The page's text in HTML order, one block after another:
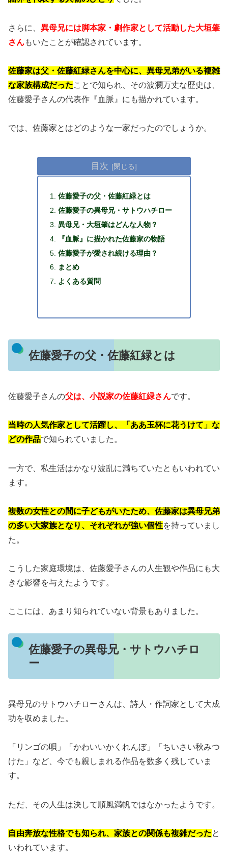
さらに、 異母兄には脚本家・劇作家として活動した大垣肇
さんもいたことが確認されています。
佐藤家は父・佐藤紅緑さんを中心に、異母兄弟がいる複雑
な家族構成だったことで知られ、その波瀾万丈な歴史は、
佐藤愛子さんの代表作『血脈』にも描かれています。
では、佐藤家とはどのような一家だったのでしょうか。
目次
佐藤愛子の父・佐藤紅緑とは
佐藤愛子の異母兄・サトウハチロー
異母兄・大垣肇はどんな人物？
『血脈』に描かれた佐藤家の物語
佐藤愛子が愛され続ける理由？
まとめ
よくある質問
佐藤愛子の父・佐藤紅緑とは
佐藤愛子さんの父は、小説家の佐藤紅緑さんです。
当時の人気作家として活躍し、「ああ玉杯に花うけて」な
どの作品で知られていました。
一方で、私生活はかなり波乱に満ちていたともいわれてい
ます。
複数の女性との間に子どもがいたため、佐藤家は異母兄弟
の多い大家族となり、それぞれが強い個性を持っていまし
た。
こうした家庭環境は、佐藤愛子さんの人生観や作品にも大
きな影響を与えたようです。
ここには、あまり知られていない背景もありました。
佐藤愛子の異母兄・サトウハチロ
ー
異母兄のサトウハチローさんは、詩人・作詞家として大成
功を収めました。
「リンゴの唄」「かわいいかくれんぼ」「ちいさい秋みつ
けた」など、今でも親しまれる作品を数多く残していま
す。
ただ、その人生は決して順風満帆ではなかったようです。
自由奔放な性格でも知られ、家族との関係も複雑だったと
いわれています。